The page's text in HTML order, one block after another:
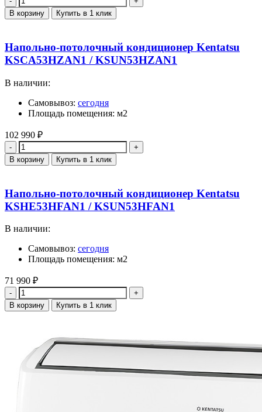
В корзину Купить в 1 клик
Напольно-потолочный кондиционер Kentatsu
KSCA53HZAN1 / KSUN53HZAN1
В наличии:
Самовывоз: сегодня
Площадь помещения: м2
102 990 ₽
Количество
В корзину Купить в 1 клик
Напольно-потолочный кондиционер Kentatsu
KSHE53HFAN1 / KSUN53HFAN1
В наличии:
Самовывоз: сегодня
Площадь помещения: м2
71 990 ₽
Количество
В корзину Купить в 1 клик